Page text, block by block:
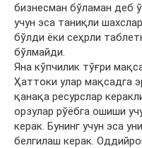
бизнесман бўламан деб
учун эса таниқли
бўлди ёки сеҳрли
бўлмайди.
Яна кўпчилик тўғри
Ҳаттоки улар мақсадга
қанақа ресурслар
орзулар рўёбга ошиши
керак. Бунинг учун эса
белгилаш керак.